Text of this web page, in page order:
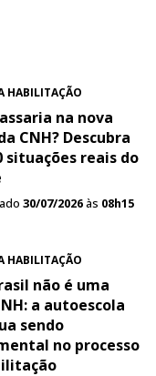
HABILITAÇÃO
na nova
CNH? Descubra
situações reais do
30/07/2026às 08h15
HABILITAÇÃO
não é uma
a autoescola
sendo
no processo